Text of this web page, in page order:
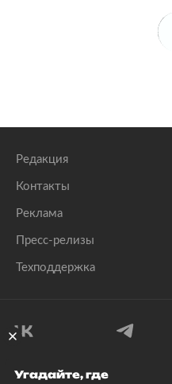
Редакция
Контакты
Реклама
Пресс-релизы
Техподдержка
Угадайте, где